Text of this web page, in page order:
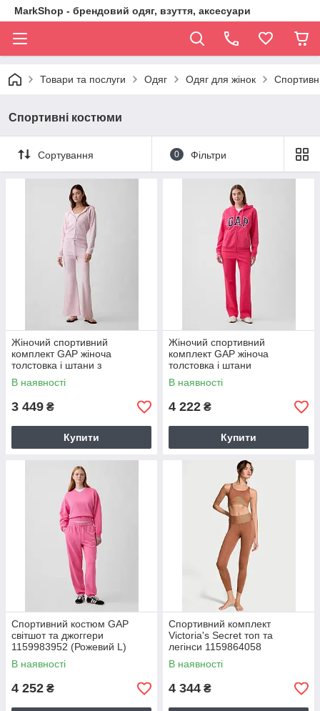
MarkShop - брендовий одяг, взуття, аксесуари
Товари та послуги Одяг Одяг для жінок
Спортивні костюми
Сортування 0 Фільтри
Жіночий спортивний
комплект GAP жіноча
толстовка і штани з
французького трикотажу
1160504201 (Рожевий L)
В наявності
3 449 ₴
Купити
Жіночий спортивний
комплект GAP жіноча
толстовка і штани
1160006226 (Рожевий XL)
В наявності
4 222 ₴
Купити
Спортивний костюм GAP
світшот та джоггери
1159983952 (Рожевий L)
В наявності
4 252 ₴
Спортивний комплект
Victoria's Secret топ та
легінси 1159864058
(Коричневий S)
В наявності
4 344 ₴